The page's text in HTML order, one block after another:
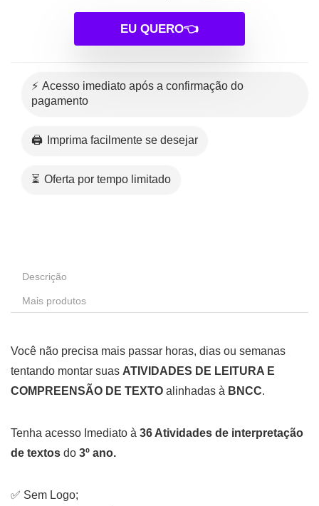
EU QUERO👈
⚡ Acesso imediato após a confirmação do
pagamento
🖨️ Imprima facilmente se desejar
⏳ Oferta por tempo limitado
Descrição
Mais produtos
Você não precisa mais passar horas, dias ou semanas
tentando montar suas ATIVIDADES DE LEITURA E
COMPREENSÃO DE TEXTO alinhadas à BNCC.
Tenha acesso Imediato à 36 Atividades de interpretação
de textos do 3º ano.
✅ Sem Logo;